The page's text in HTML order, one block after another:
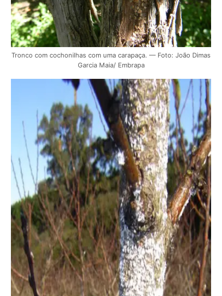
Tronco com cochonilhas com uma carapaça. — Foto: João Dimas
Garcia Maia/ Embrapa